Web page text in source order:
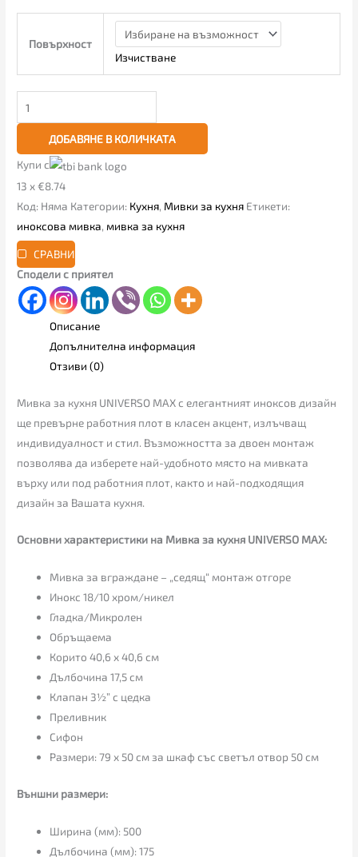
Повърхност
Изчистване
ДОБАВЯНЕ В КОЛИЧКАТА
Купи с
13 x €8.74
Код: Няма Категории: Кухня, Мивки за кухня Етикети:
иноксова мивка, мивка за кухня
СРАВНИ
Сподели с приятел
Описание
Допълнителна информация
Отзиви (0)
Мивка за кухня UNIVERSO MAX с елегантният иноксов дизайн
ще превърне работния плот в класен акцент, излъчващ
индивидуалност и стил. Възможността за двоен монтаж
позволява да изберете най-удобното място на мивката
върху или под работния плот, както и най-подходящия
дизайн за Вашата кухня.
Основни характеристики на Мивка за кухня UNIVERSO MAX:
Мивка за вграждане – „седящ“ монтаж отгоре
Инокс 18/10 хром/никел
Гладка/Микролен
Обръщаема
Корито 40,6 х 40,6 см
Дълбочина 17,5 см
Клапан 3½” с цедка
Преливник
Сифон
Размери: 79 х 50 см за шкаф със светъл отвор 50 см
Външни размери:
Ширина (мм): 500
Дълбочина (мм): 175